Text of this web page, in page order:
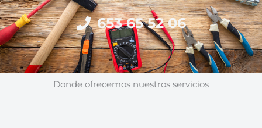
653 65 52 06
Donde ofrecemos nuestros servicios